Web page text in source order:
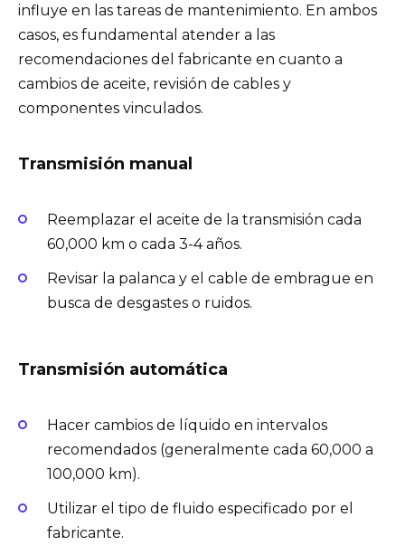
influye en las tareas de mantenimiento. En ambos
casos, es fundamental atender a las
recomendaciones del fabricante en cuanto a
cambios de aceite, revisión de cables y
componentes vinculados.
Transmisión manual
Reemplazar el aceite de la transmisión cada
60,000 km o cada 3-4 años.
Revisar la palanca y el cable de embrague en
busca de desgastes o ruidos.
Transmisión automática
Hacer cambios de líquido en intervalos
recomendados (generalmente cada 60,000 a
100,000 km).
Utilizar el tipo de fluido especificado por el
fabricante.